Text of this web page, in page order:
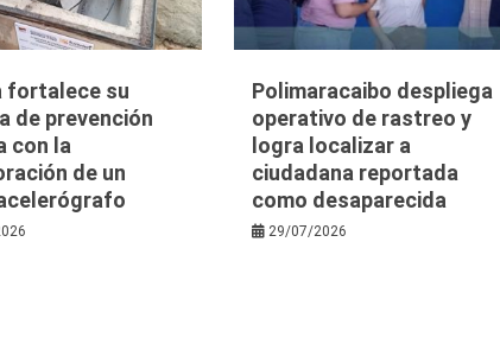
fortalece su
de prevención
con la
de un
Polimaracaibo despliega
operativo de rastreo y
logra localizar a
ciudadana reportada
como desaparecida
29/07/2026